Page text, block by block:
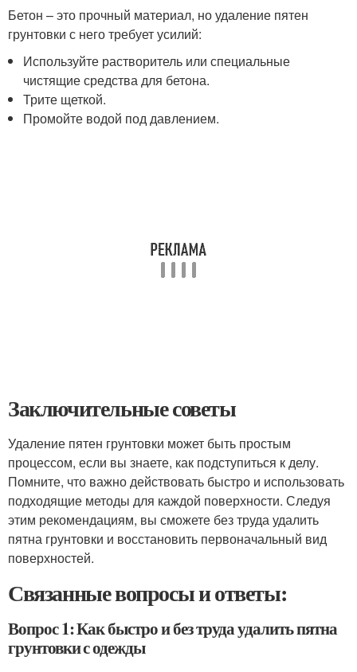
Бетон – это прочный материал, но удаление пятен
грунтовки с него требует усилий:
Используйте растворитель или специальные
чистящие средства для бетона.
Трите щеткой.
Промойте водой под давлением.
Заключительные советы
Удаление пятен грунтовки может быть простым
процессом, если вы знаете, как подступиться к делу.
Помните, что важно действовать быстро и использовать
подходящие методы для каждой поверхности. Следуя
этим рекомендациям, вы сможете без труда удалить
пятна грунтовки и восстановить первоначальный вид
поверхностей.
Связанные вопросы и ответы:
Вопрос 1: Как быстро и без труда удалить пятна
грунтовки с одежды